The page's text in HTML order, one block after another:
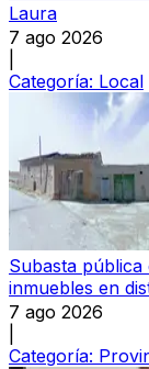
Laura
7 ago 2026
Categoría: Local
Subasta pública
inmuebles en
7 ago 2026
Categoría: